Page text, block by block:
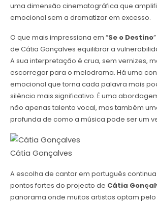
uma dimensão cinematográfica que
emocional sem a dramatizar em excesso.
O que mais impressiona em “Se o Destino
de Cátia Gonçalves equilibrar a
A sua interpretação é crua, sem vernizes,
escorregar para o melodrama. Há uma
emocional que torna cada palavra mais
silêncio mais significativo. É uma
não apenas talento vocal, mas também
profunda de como a música pode ser um
Cátia Gonçalves
A escolha de cantar em português
pontos fortes do projecto de Cátia
panorama onde muitos artistas optam